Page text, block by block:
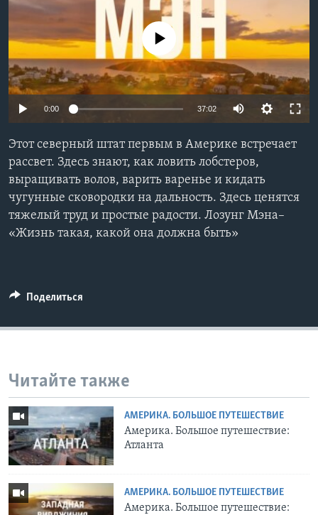
Learning English
СОЦИАЛЬНЫЕ СЕТИ
No media source currently available
0:00 37:02
Этот северный штат первым в Америке встречает
рассвет. Здесь знают, как ловить лобстеров,
выращивать волов, варить варенье и кидать
чугунные сковородки на дальность. Здесь ценятся
тяжелый труд и простые радости. Лозунг Мэна–
«Жизнь такая, какой она должна быть»
Поделиться
Читайте также
АМЕРИКА. БОЛЬШОЕ ПУТЕШЕСТВИЕ
Америка. Большое путешествие:
Атланта
АМЕРИКА. БОЛЬШОЕ ПУТЕШЕСТВИЕ
Америка. Большое путешествие: